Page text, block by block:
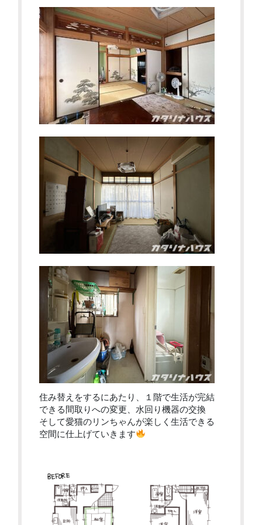
住み替えをするにあたり、１階で生活が完結
できる間取りへの変更、水回り機器の交換
そして愛猫のリンちゃんが楽しく生活できる
空間に仕上げていきます